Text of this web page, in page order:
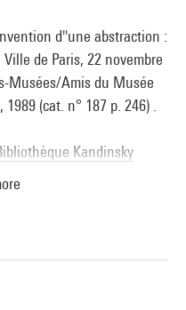
d''une abstraction :
de Paris, 22 novembre
Musées/Amis du Musée
(cat. n° 187 p. 246) .
Kandinsky